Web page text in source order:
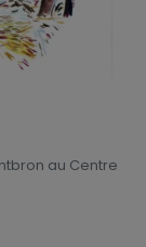
au Centre